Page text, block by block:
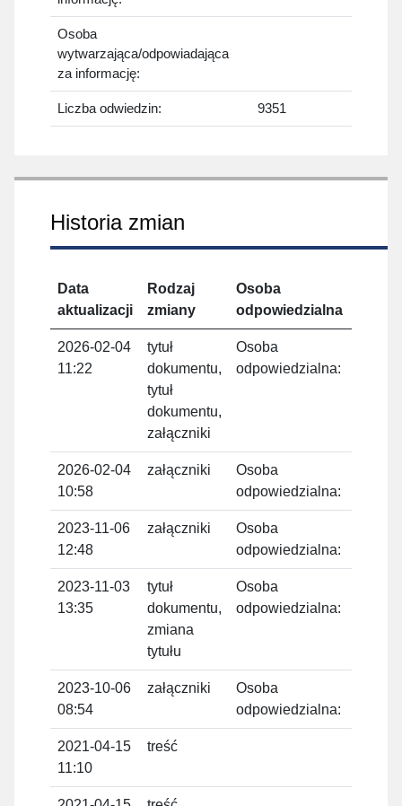
Osoba
wytwarzająca/odpowiadająca
za informację:
Liczba odwiedzin: 9351
Historia zmian
Data
aktualizacji
Rodzaj
zmiany
Osoba
odpowiedzialna
2026-02-04
11:22
tytuł
dokumentu,
tytuł
dokumentu,
załączniki
Osoba
odpowiedzialna:
2026-02-04
10:58
załączniki
Osoba
odpowiedzialna:
2023-11-06
12:48
załączniki
Osoba
odpowiedzialna:
2023-11-03
13:35
tytuł
dokumentu,
zmiana
tytułu
Osoba
odpowiedzialna:
2023-10-06
08:54
załączniki
Osoba
odpowiedzialna:
2021-04-15
11:10
treść